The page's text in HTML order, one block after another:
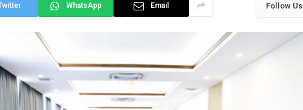
WhatsApp Email Follow Us